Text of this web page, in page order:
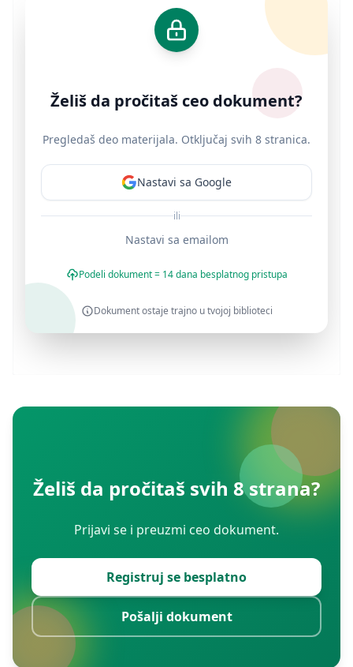
Želiš da pročitaš ceo dokument?
Pregledaš deo materijala. Otključaj svih 8 stranica.
Nastavi sa Google
ili
Nastavi sa emailom
Podeli dokument = 14 dana besplatnog pristupa
Dokument ostaje trajno u tvojoj biblioteci
Želiš da pročitaš svih 8 strana?
Prijavi se i preuzmi ceo dokument.
Registruj se besplatno
Pošalji dokument